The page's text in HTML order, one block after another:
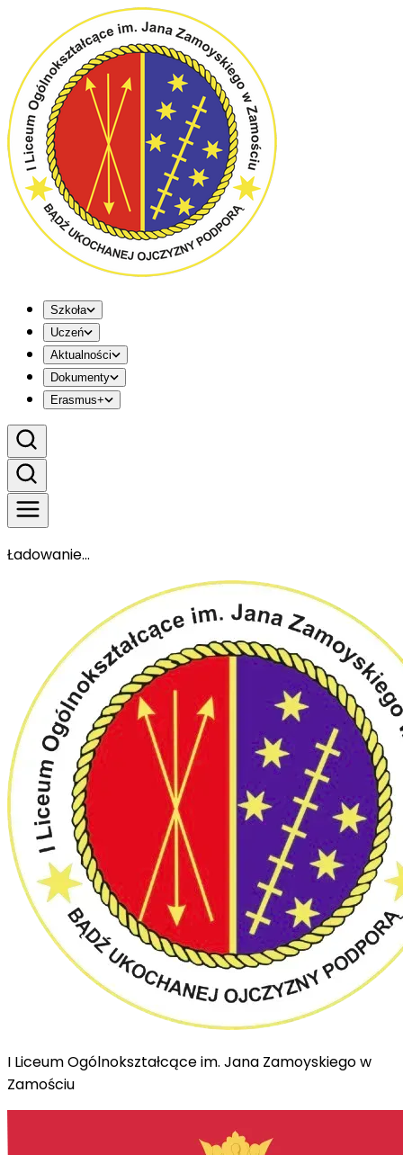
Szkoła
Uczeń
Aktualności
Dokumenty
Erasmus+
Ładowanie...
I Liceum Ogólnokształcące im. Jana Zamoyskiego w
Zamościu